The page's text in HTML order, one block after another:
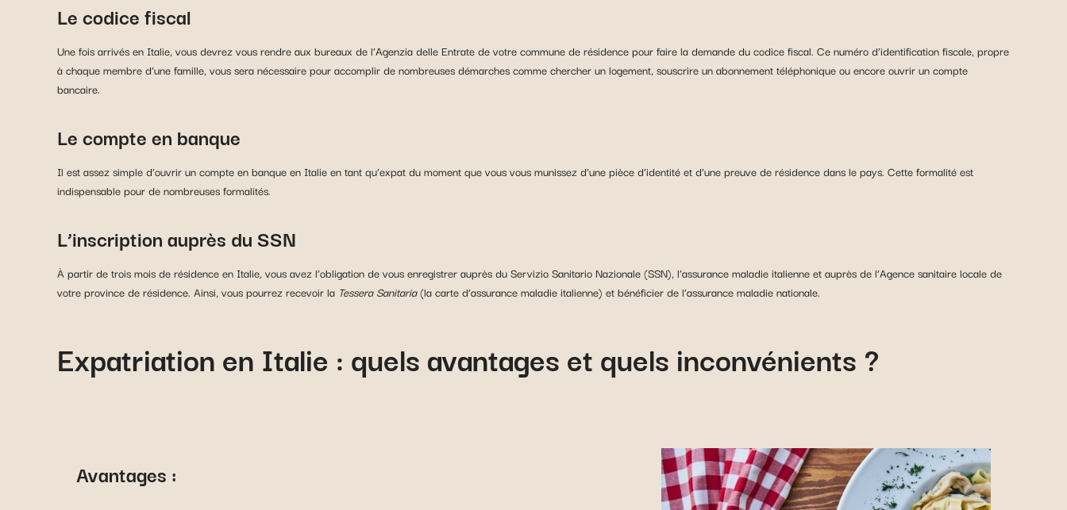
Le codice fiscal
Une fois arrivés en Italie, vous devrez vous rendre aux bureaux de l’Agenzia delle Entrate de votre commune de résidence pour faire la demande du codice fiscal. Ce numéro d’identification fiscale, propre
à chaque membre d’une famille, vous sera nécessaire pour accomplir de nombreuses démarches comme chercher un logement, souscrire un abonnement téléphonique ou encore ouvrir un compte
bancaire.
Le compte en banque
Il est assez simple d’ouvrir un compte en banque en Italie en tant qu’expat du moment que vous vous munissez d’une pièce d’identité et d’une preuve de résidence dans le pays. Cette formalité est
indispensable pour de nombreuses formalités.
L’inscription auprès du SSN
À partir de trois mois de résidence en Italie, vous avez l’obligation de vous enregistrer auprès du Servizio Sanitario Nazionale (SSN), l’assurance maladie italienne et auprès de l’Agence sanitaire locale de
votre province de résidence. Ainsi, vous pourrez recevoir la Tessera Sanitaria(la carte d’assurance maladie italienne) et bénéficier de l’assurance maladie nationale.
Expatriation en Italie : quels avantages et quels inconvénients ?
Avantages :